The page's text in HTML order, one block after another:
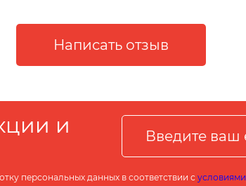
и
персональных данных в соответствии с условиями